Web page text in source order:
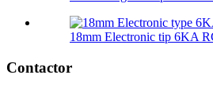
18mm Electronic tip 6KA
Contactor